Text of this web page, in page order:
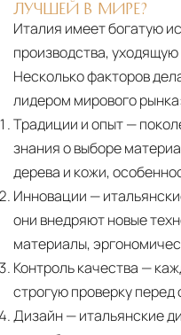
ЛУЧШЕЙ В МИРЕ?
Италия имеет богатую
производства,
Несколько факторов
лидером мирового рынка:
Традиции и опыт—
знания о выборе
дерева и кожи,
Инновации —
они внедряют новые
материалы,
Контроль качества —
строгую проверку перед
Дизайн— итальянские